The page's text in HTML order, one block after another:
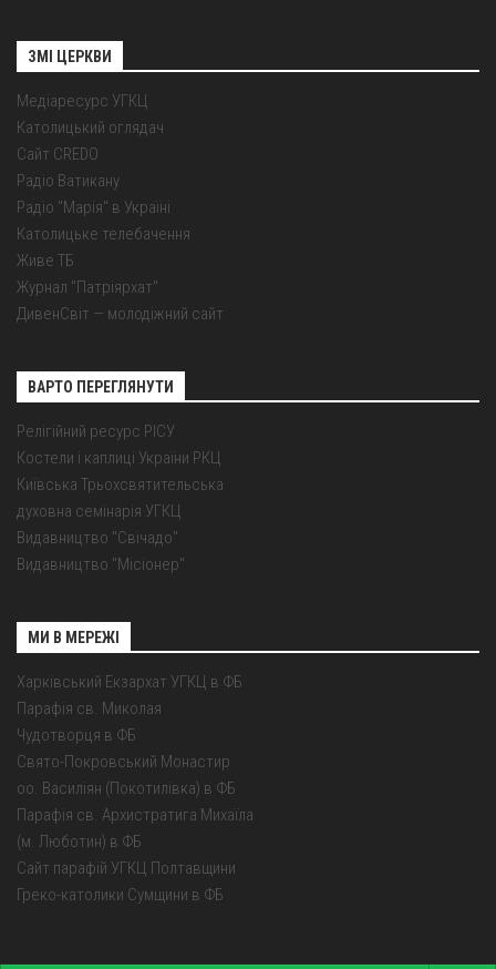
ЗМІ ЦЕРКВИ
Медіаресурс УГКЦ
Католицький оглядач
Сайт CREDO
Радіо Ватикану
Радіо "Марія" в Україні
Католицьке телебачення
Живе ТБ
Журнал "Патріярхат"
ДивенСвіт — молодіжний сайт
ВАРТО ПЕРЕГЛЯНУТИ
Релігійний ресурс РІСУ
Костели і каплиці України РКЦ
Київська Трьохсвятительська
духовна семінарія УГКЦ
Видавництво "Свічадо"
Видавництво "Місіонер"
МИ В МЕРЕЖІ
Харківський Екзархат УГКЦ в ФБ
Парафія св. Миколая
Чудотворця в ФБ
Свято-Покровський Монастир
оо. Василіян (Покотилівка) в ФБ
Парафія св. Архистратига Михаїла
(м. Люботин) в ФБ
Сайт парафій УГКЦ Полтавщини
Греко-католики Сумщини в ФБ